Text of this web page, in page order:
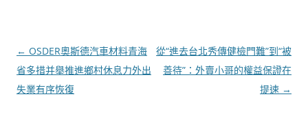
文
章
導
← OSDER奧斯德汽車材料青海
省多措并舉推進鄉村休息力外出
失業有序恢復
從“進去台北秀傳健檢門難”到“被
善待”：外賣小哥的權益保證在
提速 →